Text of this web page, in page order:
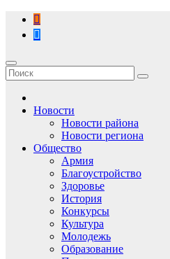
Перейти
содержимому
Новости
Новости района
Новости региона
Общество
Армия
Благоустройство
Здоровье
История
Конкурсы
Культура
Молодежь
Образование